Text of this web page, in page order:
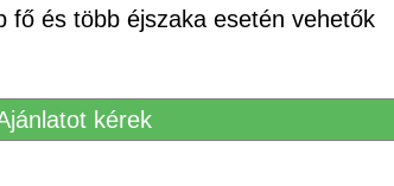
fő és több éjszaka esetén vehetők
kérek